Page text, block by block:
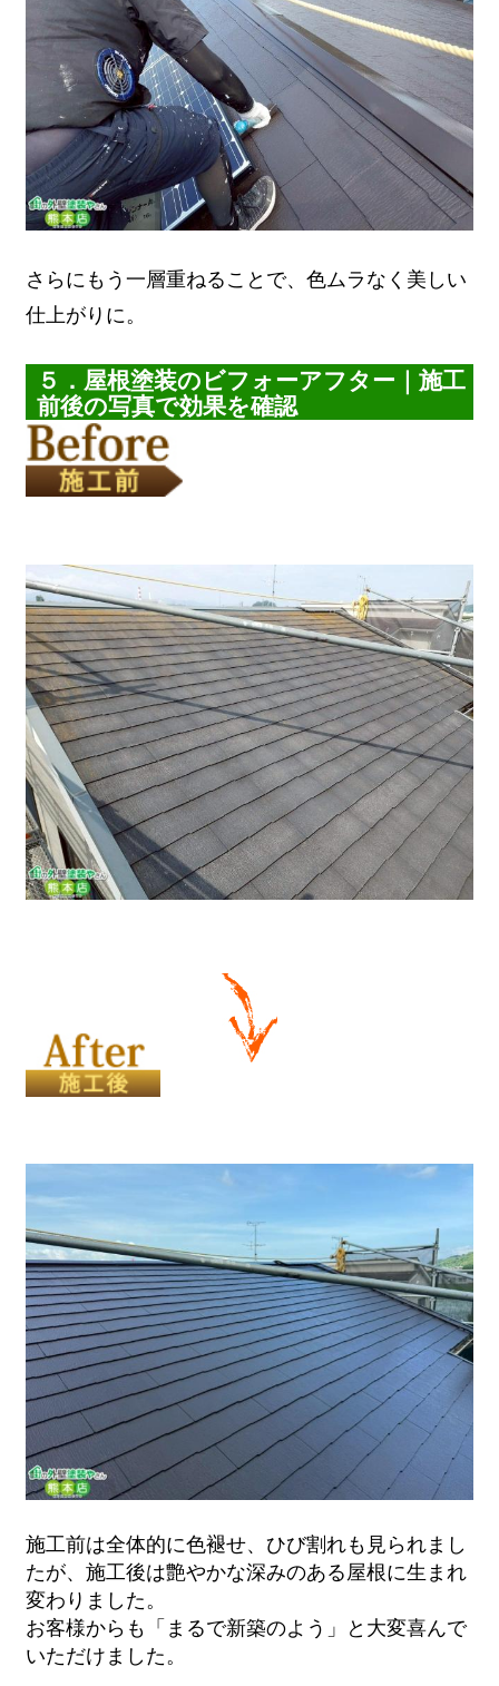
さらにもう一層重ねることで、色ムラなく美しい
仕上がりに。
５．屋根塗装のビフォーアフター｜施工
前後の写真で効果を確認
施工前は全体的に色褪せ、ひび割れも見られまし
たが、 施工後は艶やかな深みのある屋根に生まれ
変わりました。
お客様からも「まるで新築のよう」と大変喜んで
いただけました。